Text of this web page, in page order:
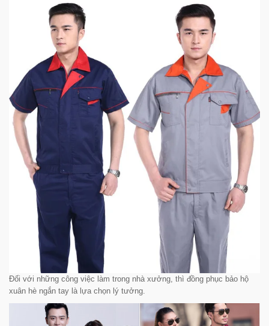
Đối với những công việc làm trong nhà xưởng, thì đồng phục bảo hộ
xuân hè ngắn tay là lựa chọn lý tưởng.